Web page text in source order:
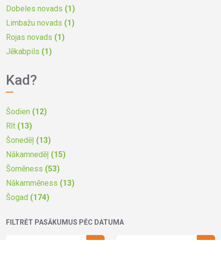
Dobeles novads (1)
Limbažu novads (1)
Rojas novads (1)
Jēkabpils (1)
Kad?
Šodien (12)
Rīt (13)
Šonedēļ (13)
Nākamnedēļ (15)
Šomēness (53)
Nākammēness (13)
Šogad (174)
FILTRĒT PASĀKUMUS PĒC DATUMA